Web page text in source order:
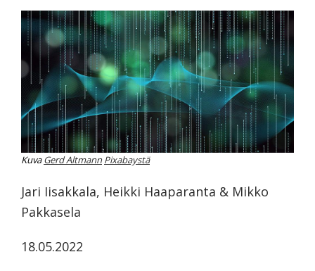
ja
innovaatiotoiminnasta
sekä
ammattikorkeakoulutusta
koskevasta
tutkimuksesta
kaikille
kiinnostuneille.
KuvaGerd Altmann Pixabaystä
Jari Iisakkala, Heikki Haaparanta & Mikko
Pakkasela
18.05.2022